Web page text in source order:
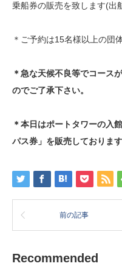
乗船券の販売を致します(出
＊ご予約は15名様以上の団
＊急な天候不良等でコース
のでご了承下さい。
＊本日はポートタワーの入
パス券」を販売しておりま
前の記事
Recommended